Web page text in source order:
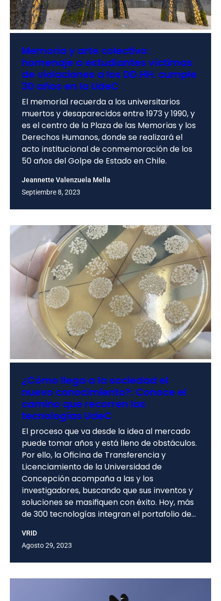
Memoria y arte colectivo:
homenaje a estudiantes víctimas
de violaciones a los DD.HH. cumple
30 años en la UdeC
El memorial recuerda a los universitarios
muertos y desaparecidos entre 1973 y 1990, y
es el centro de la Plaza de las Memorias y los
Derechos Humanos, donde se realizará el
acto institucional de conmemoración de los
50 años del Golpe de Estado en Chile.
Jeannette Valenzuela Mella
Septiembre 8, 2023
¿Cómo llega a la sociedad el
nuevo conocimiento?: Conoce el
camino que recorren las
tecnologías UdeC
El proceso que va desde la idea al mercado
puede tomar años y está lleno de obstáculos.
Por ello, la Oficina de Transferencia y
Licenciamiento de la Universidad de
Concepción acompaña a las y los
investigadores, buscando que sus inventos y
soluciones se masifiquen con éxito. Hoy, más
de 300 tecnologías integran el portafolio de…
VRID
Agosto 29, 2023